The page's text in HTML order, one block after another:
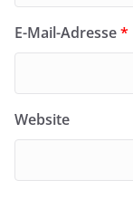
E-Mail-Adresse*
Website